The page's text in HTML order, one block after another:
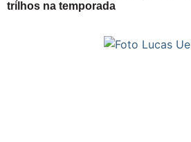
trilhos na temporada